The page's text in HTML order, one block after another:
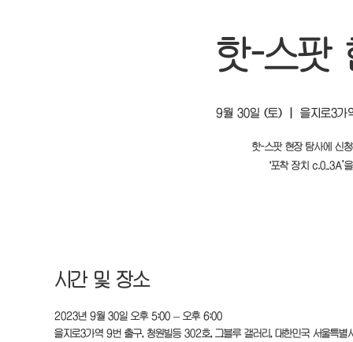
핫-스팟
9월 30일 (토) 을지로3가
핫-스팟 현장 탐사에 신
'포착 장치 c.0_3A’
시간 및 장소
2023년 9월 30일 오후 5:00 – 오후 6:00
을지로3가역 9번 출구, 청원빌등 302호, 그블루 갤러리, 대한민국 서울특별